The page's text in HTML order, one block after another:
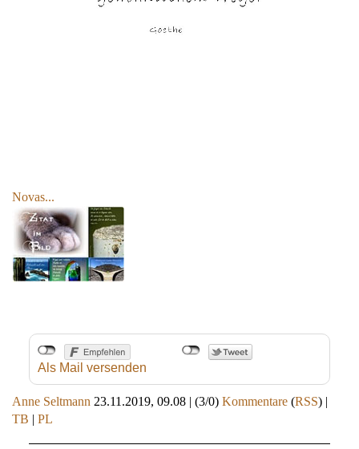
Novas...
Als Mail versenden
Anne Seltmann 23.11.2019, 09.08 | (3/0) Kommentare (RSS) |
TB | PL